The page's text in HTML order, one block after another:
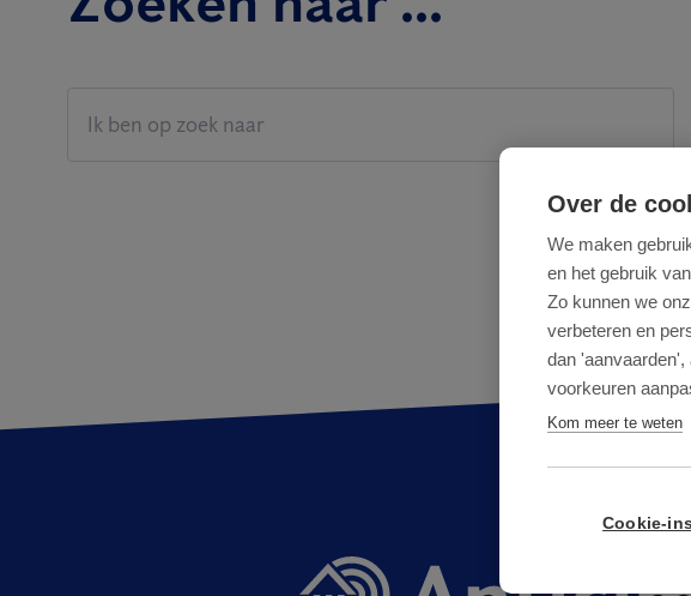
Over de
We maken
en het gebruik
Zo kunnen we
verbeteren en
dan
voorkeuren
Kom meer te weten
Cookie-